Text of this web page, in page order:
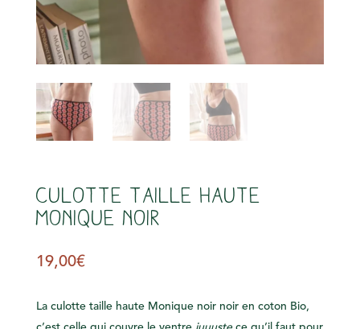
Culotte Taille Haute
Monique noir
19,00€
La culotte taille haute Monique noir noir en coton Bio,